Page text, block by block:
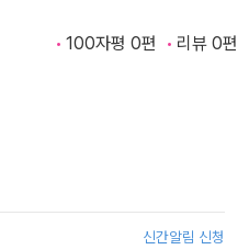
100자평 0편 리뷰 0편
신간알림 신청